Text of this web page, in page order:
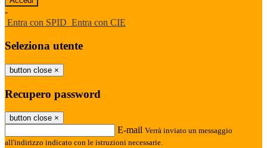
-
Entra con SPID Entra con CIE
Seleziona utente
button close ×
Recupero password
button close ×
E-mail Verrà inviato un messaggio
all'indirizzo indicato con le istruzioni necessarie.